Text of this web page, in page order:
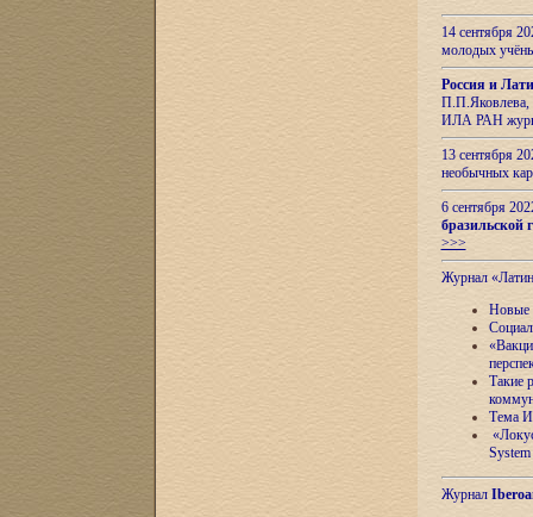
14 сентября
молодых
Россия и
П.П.Яковлева,
ИЛА РАН
13 сентября
необычных
6 сентября
бразильской
>>>
Журнал
Новые
Такие
Тема
Журнал